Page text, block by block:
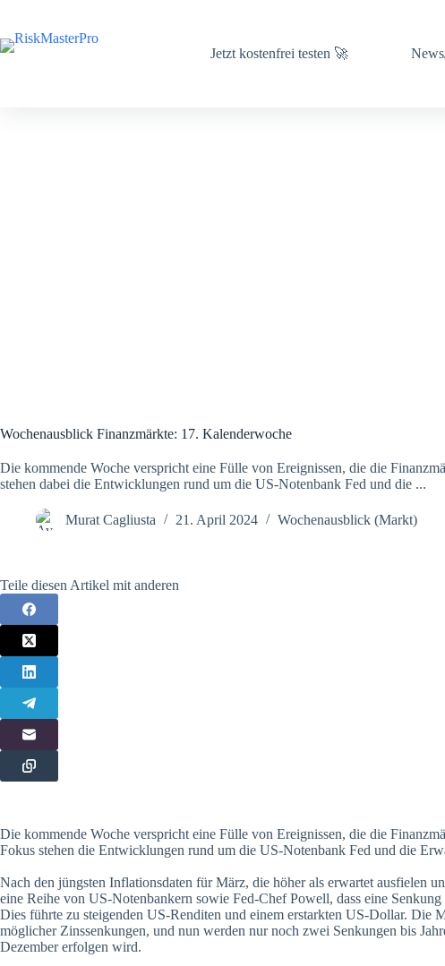
springen
Jetzt kostenfrei testen 🚀
Wochenausblick Finanzmärkte: 17. Kalenderwoche
Die kommende Woche verspricht eine Fülle von Ereignissen, die die
stehen dabei die Entwicklungen rund um die US-Notenbank Fed und die ...
Murat Cagliusta 21. April 2024 Wochenausblick (Markt)
Teile diesen Artikel mit anderen
Die kommende Woche verspricht eine Fülle von Ereignissen, die die
Fokus stehen die Entwicklungen rund um die US-Notenbank Fed und die
Nach den jüngsten Inflationsdaten für März, die höher als erwartet ausfielen
eine Reihe von US-Notenbankern sowie Fed-Chef Powell, dass eine
Dies führte zu steigenden US-Renditen und einem erstarkten US-Dollar. Die
möglicher Zinssenkungen, und nun werden nur noch zwei Senkungen bis
Dezember erfolgen wird.